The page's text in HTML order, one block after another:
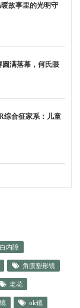
暖故事里的光明守
满落幕，何氏眼
综合征家系：儿童
白内障
角膜塑形镜
老花
ok镜